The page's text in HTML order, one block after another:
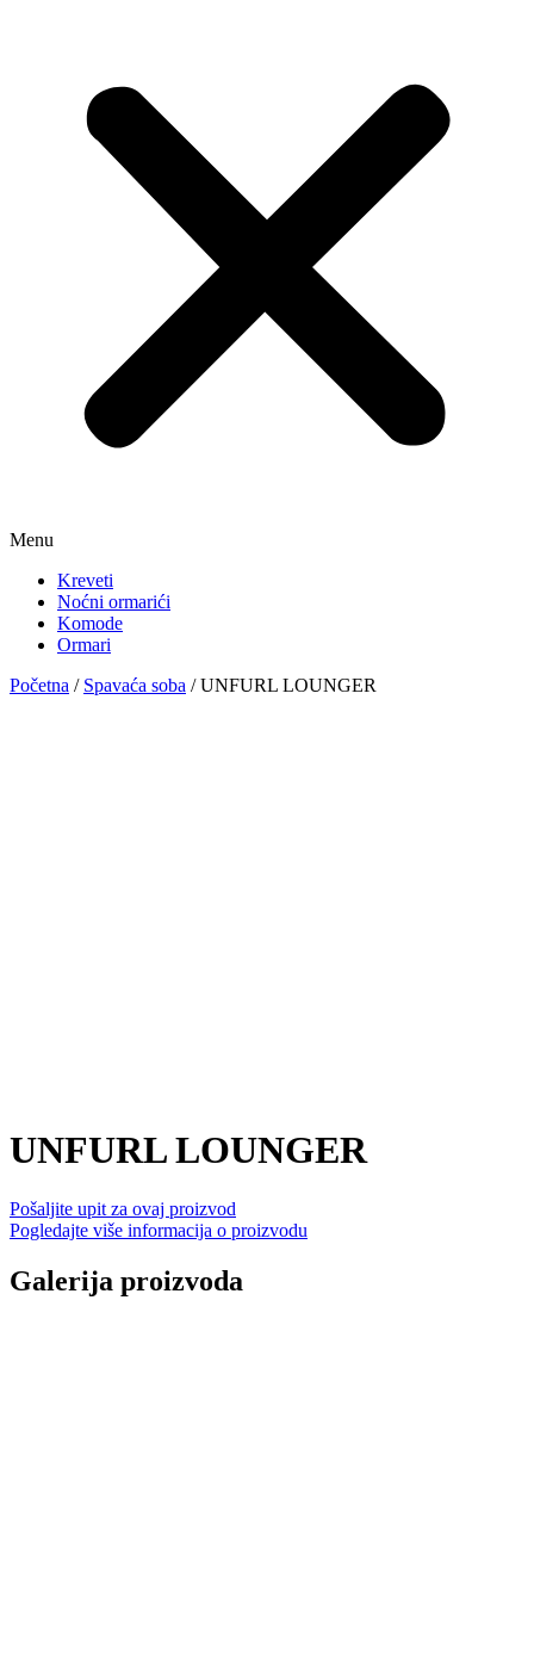
Menu
Kreveti
Noćni ormarići
Komode
Ormari
Početna / Spavaća soba / UNFURL LOUNGER
UNFURL LOUNGER
Pošaljite upit za ovaj proizvod
Pogledajte više informacija o proizvodu
Galerija proizvoda